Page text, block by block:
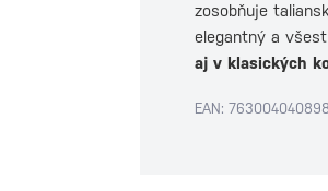
zosobňuje
elegantný a
aj v klasických
EAN: